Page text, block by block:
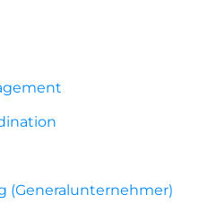
(Generalunternehmer)